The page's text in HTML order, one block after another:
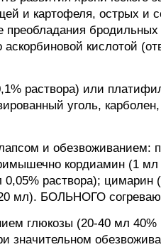
и картофеля, острых и
преобладания бродильных
кислотой
раствора) или
уголь,
и обезвоживанием:
кордиамин (1 мл
0,05% раствора); цимарин
мл). БОЛЬНОГО
глюкозы (20-40 мл 40%
значительном